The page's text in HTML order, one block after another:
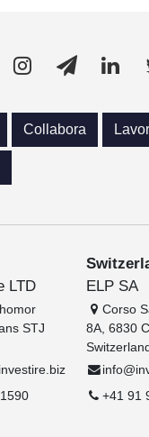
Collabora
LTD
STJ
ELP SA
Corso
8A, 6830
+41 91